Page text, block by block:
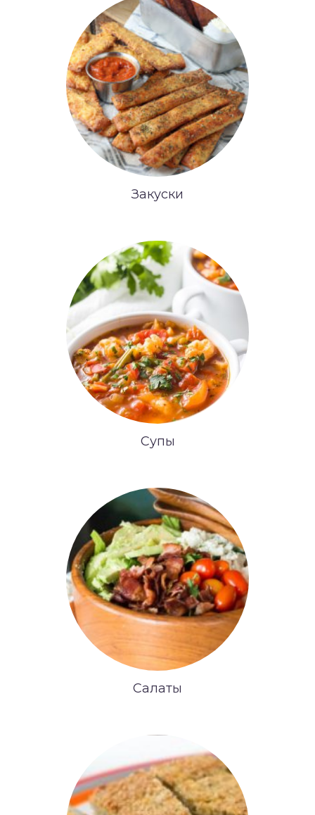
Закуски
Супы
Салаты